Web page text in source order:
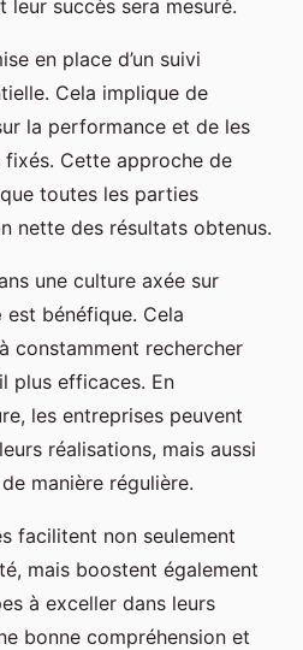
succès sera mesuré.
en place d’un suivi
Cela implique de
la performance et de les
Cette approche de
toutes les parties
nette des résultats obtenus.
une culture axée sur
est bénéfique. Cela
constamment rechercher
plus efficaces. En
les entreprises peuvent
réalisations, mais aussi
manière régulière.
facilitent non seulement
mais boostent également
à exceller dans leurs
bonne compréhension et